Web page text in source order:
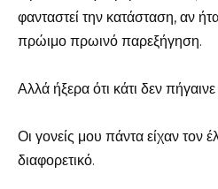
φανταστεί την κατάσταση, αν
πρώιμο πρωινό παρεξήγηση.
Αλλά ήξερα ότι κάτι δεν
Οι γονείς μου πάντα είχαν τον
διαφορετικό.